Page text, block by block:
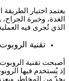
يعتمد اختيار
الغدة، وخبرة
الذي تُجرى فيه
تقنية الروبوت
أصبحت تقنية
إذ يُستخدم فيها
يحدّ من المخاطر